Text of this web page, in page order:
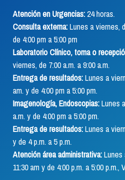
Atención en Urgencias:24 horas.
Consulta externa:Lunes a viernes,
de 4:00 pm a 5:00 pm
Laboratorio Clínico, toma o
viernes, de 7:00 a.m. a 9:00 a.m.
Entrega de resultados:Lunes a
am. y de 4:00 pm a 5:00 pm.
Imagenología, Endoscopias:Lunes
a.m. y de 4:00 pm a 5:00 pm.
Entrega de resultados:Lunes a
y de 4 p.m. a 5 p.m.
Atención área administrativa:Lunes
11:30 am y de 4:00 p.m. a 5:00 p.m.,